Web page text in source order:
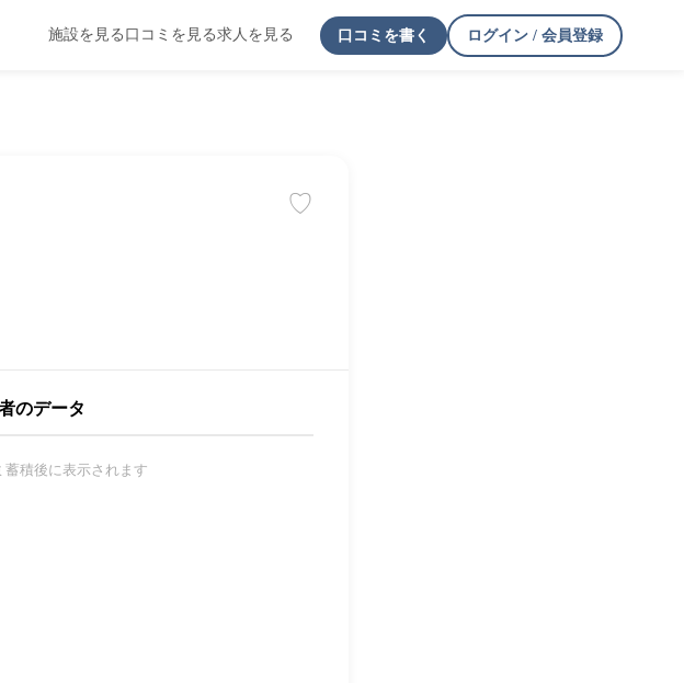
施設を見る 口コミを見る求人を見る 口コミを書く ログイン / 会員登録
♡
のデータ
蓄積後に表示されます